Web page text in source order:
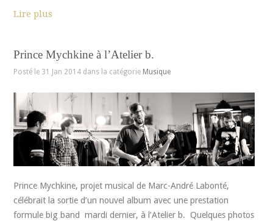
Lire plus
Prince Mychkine à l’Atelier b.
Posté le 31 Jan 2014 dans la catégorie Musique
Prince Mychkine, projet musical de Marc-André Labonté,
célébrait la sortie d’un nouvel album avec une prestation
formule big band mardi dernier, à l’Atelier b. Quelques photos